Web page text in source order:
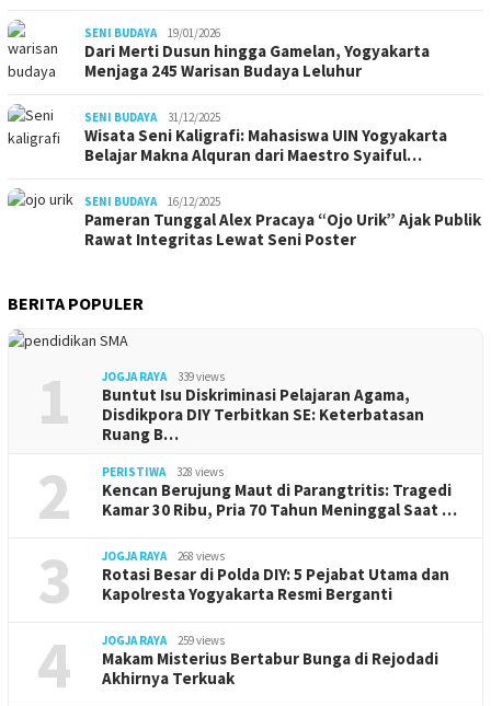
SENI BUDAYA 19/01/2026
Dari Merti Dusun hingga Gamelan, Yogyakarta
Menjaga 245 Warisan Budaya Leluhur
SENI BUDAYA 31/12/2025
Wisata Seni Kaligrafi: Mahasiswa UIN Yogyakarta
Belajar Makna Alquran dari Maestro Syaiful…
SENI BUDAYA 16/12/2025
Pameran Tunggal Alex Pracaya “Ojo Urik” Ajak Publik
Rawat Integritas Lewat Seni Poster
BERITA POPULER
1 JOGJA RAYA 339 views
Buntut Isu Diskriminasi Pelajaran Agama,
Disdikpora DIY Terbitkan SE: Keterbatasan
Ruang B…
2 PERISTIWA 328 views
Kencan Berujung Maut di Parangtritis: Tragedi
Kamar 30 Ribu, Pria 70 Tahun Meninggal Saat …
3 JOGJA RAYA 268 views
Rotasi Besar di Polda DIY: 5 Pejabat Utama dan
Kapolresta Yogyakarta Resmi Berganti
4 JOGJA RAYA 259 views
Makam Misterius Bertabur Bunga di Rejodadi
Akhirnya Terkuak